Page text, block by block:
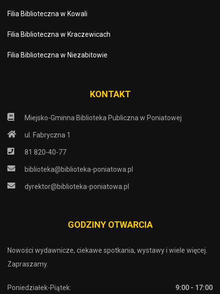
Filia Biblioteczna w Kowali
Filia Biblioteczna w Kraczewicach
Filia Biblioteczna w Niezabitowie
KONTAKT
Miejsko-Gminna Biblioteka Publiczna w Poniatowej
ul. Fabryczna 1
81 820-40-77
biblioteka@biblioteka-poniatowa.pl
dyrektor@biblioteka-poniatowa.pl
GODZINY OTWARCIA
Nowości wydawnicze, ciekawe spotkania, wystawy i wiele więcej.
Zapraszamy.
Poniedziałek-Piątek: 9:00 - 17:00